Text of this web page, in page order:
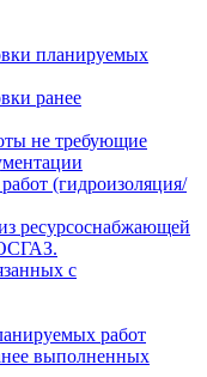
планируемых
ранее
не требующие
(гидроизоляция/
ресурсоснабжающей
с
работ
выполненных